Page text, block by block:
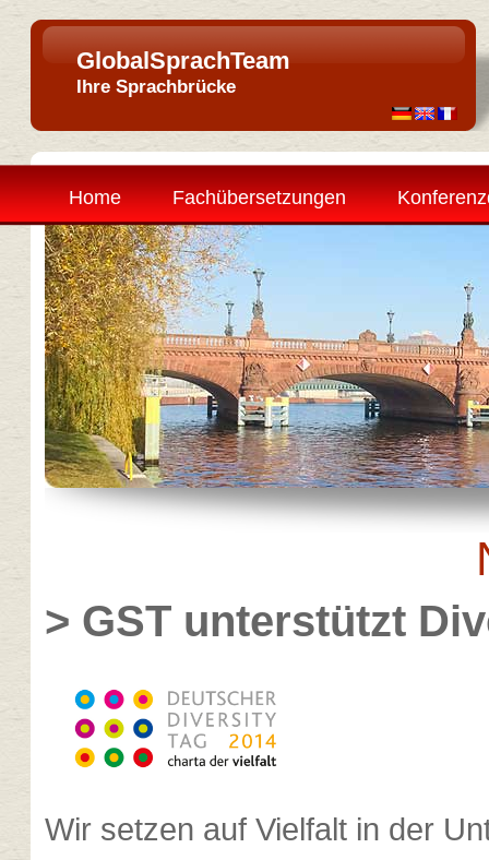
GlobalSprachTeam
Ihre Sprachbrücke
Home Fachübersetzungen
> GST unterstützt
Wir setzen auf Vielfalt in der